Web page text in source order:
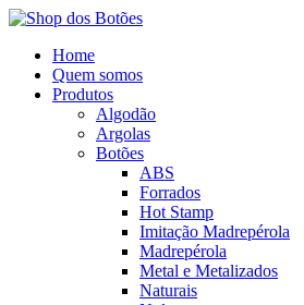
Home
Quem somos
Produtos
Algodão
Argolas
Botões
ABS
Forrados
Hot Stamp
Imitação Madrepérola
Madrepérola
Metal e Metalizados
Naturais